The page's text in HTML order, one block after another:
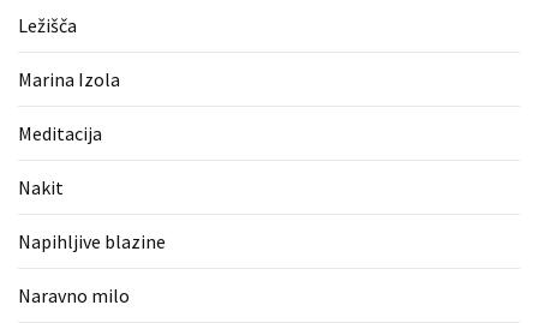
(1)
Blefaroplastika
rokavice
(1)
Ležišča
Marina Izola
Meditacija
Nakit
Napihljive blazine
Naravno milo